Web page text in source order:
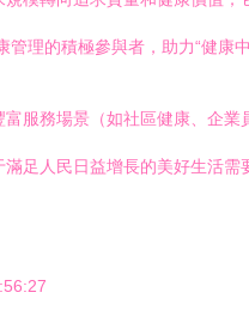
理的積極參與者，助力“健康
服務場景（如社區健康、企
足人民日益增長的美好生活